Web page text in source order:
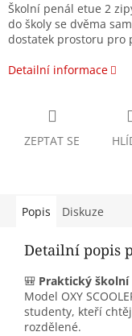
Školní penál etue 2
do školy se dvěma
dostatek prostoru pro
Detailní informace
ZEPTAT SE
Popis Diskuze
Detailní popis
🎒 Praktický školní
Model OXY
studenty, kteří
rozdělené.